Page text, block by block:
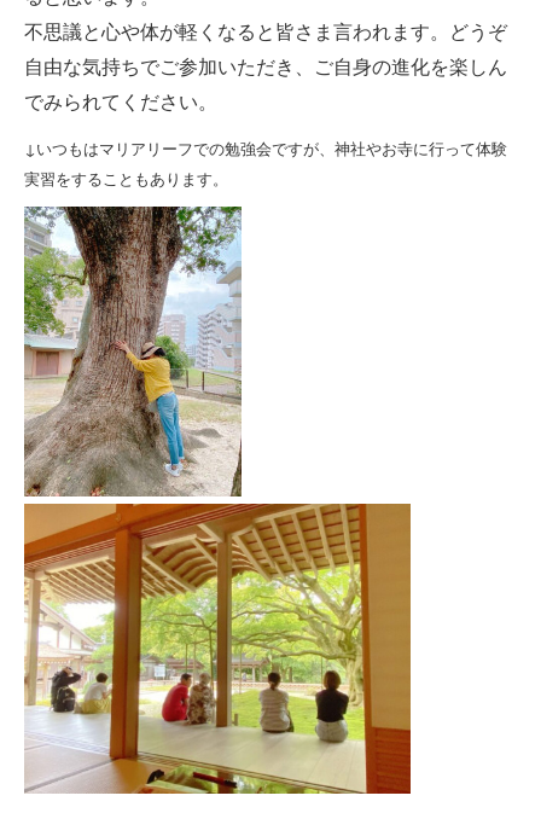
不思議と心や体が軽くなると皆さま言われます。どうぞ
自由な気持ちでご参加いただき、ご自身の進化を楽しん
でみられてください。
↓いつもはマリアリーフでの勉強会ですが、神社やお寺に行って体験
実習をすることもあります。